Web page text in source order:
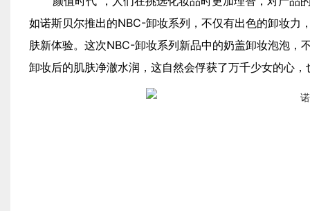
如诺斯贝尔推出的NBC-卸妆系列，不仅有出色的卸妆力
肤新体验。这次NBC-卸妆系列新品中的奶盖卸妆泡泡，
卸妆后的肌肤净澈水润，这自然会俘获了万千少女的心